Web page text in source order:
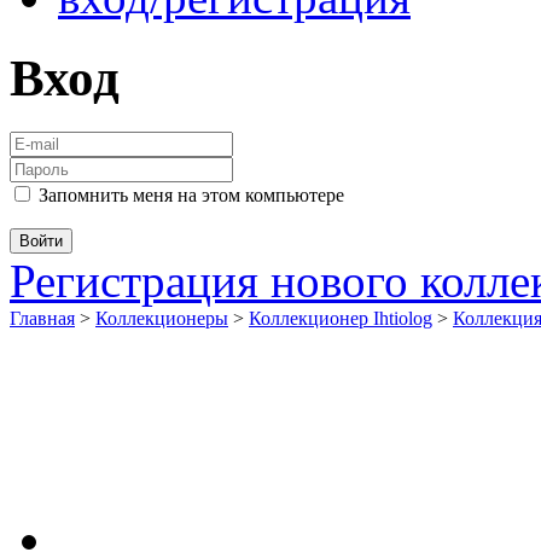
Вход
Запомнить меня на этом компьютере
Регистрация нового
Главная > Коллекционеры > Коллекционер Ihtiolog >